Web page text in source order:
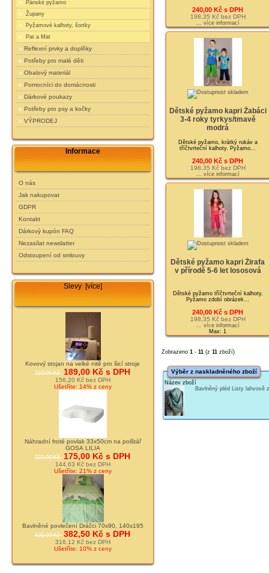
Pánské pyžamo
Župany
Pyžamové kalhoty, šortky
Pat a Mat
Reflexní prvky a doplňky
Potřeby pro malé děti
Obalový materiál
Pomocníci do domácnosti
Dárkové poukazy
Potřeby pro psy a kočky
VÝPRODEJ
Informace
O nás
Jak nakupovat
GDPR
Kontakt
Dárkový kupón FAQ
Nezasílat newslatter
Odstoupení od smlouvy
Slevy [více]
Kovový stojan na velké nitě pro šicí stroje
219,00 Kč 189,00 Kč s DPH
156,20 Kč bez DPH
Ušetříte: 14% z ceny
Náhradní froté povlak 33x50cm na polštář
GOSA LILIA
221,00 Kč 175,00 Kč s DPH
144,63 Kč bez DPH
Ušetříte: 21% z ceny
Bavlněné povlečení Dráčci 70x90, 140x195
425,00 Kč 382,50 Kč s DPH
316,12 Kč bez DPH
Ušetříte: 10% z ceny
240,00 Kč s DPH
198,35 Kč bez DPH
... více informací
Dětské pyžamo kapri Žabáci
3-4 roky tyrkys/tmavě
modrá
Dětské pyžamo, krátký rukáv a
tříčtvrteční kalhoty. Pyžamo...
240,00 Kč s DPH
198,35 Kč bez DPH
... více informací
Dětské pyžamo kapri Žirafa
v přírodě 5-6 let lososová
Dětské pyžamo tříčtvrteční kalhoty.
Pyžamo zdobí obrázek...
240,00 Kč s DPH
198,35 Kč bez DPH
... více informací
Max: 1
Zobrazeno 1 - 11 (z 11 zboží)
Výběr z naskladněného zboží
Název zboží
Bavlněný pléd Listy lahvově